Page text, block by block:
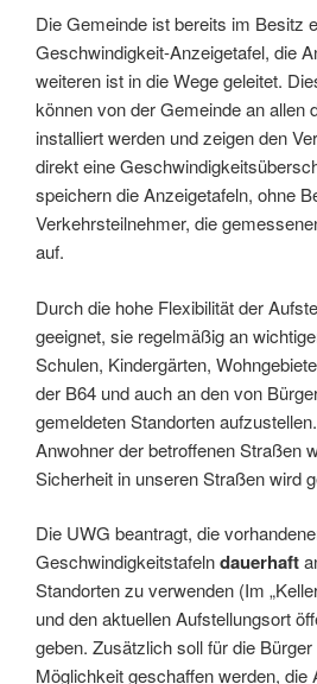
Die Gemeinde ist bereits im Besitz
Geschwindigkeit-Anzeigetafel, die
weiteren ist in die Wege geleitet.
können von der Gemeinde an allen
installiert werden und zeigen den
direkt eine
speichern die Anzeigetafeln, ohne
Verkehrsteilnehmer, die
auf.
Durch die hohe Flexibilität der
geeignet, sie regelmäßig an
Schulen, Kindergärten,
der B64 und auch an den von
gemeldeten Standorten
Anwohner der betroffenen Straßen
Sicherheit in unseren Straßen wird
Die UWG beantragt, die
Geschwindigkeitstafelndauerhaft
Standorten zu verwenden (Im
und den aktuellen Aufstellungsort
geben. Zusätzlich soll für die
Möglichkeit geschaffen werden, die